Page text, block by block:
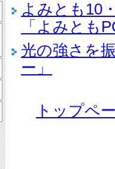
よみとも10
「よみとも
光の強さを
ー」
トップペ